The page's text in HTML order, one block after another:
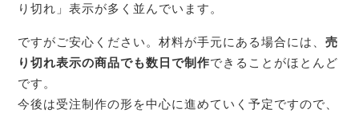
り切れ」表示が多く並んでいます。
ですがご安心ください。材料が手元にある場合には、売
り切れ表示の商品でも数日で制作できることがほとんど
です。
今後は受注制作の形を中心に進めていく予定ですので、